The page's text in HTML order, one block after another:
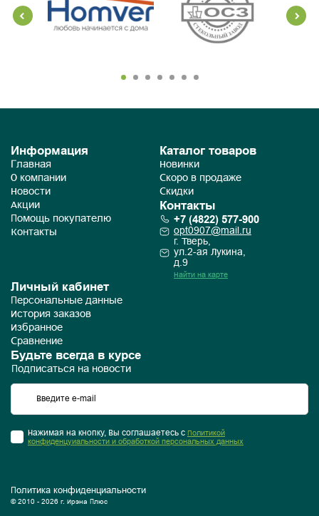
Информация
Главная
О компании
Новости
Акции
Помощь покупателю
Контакты
Каталог товаров
Новинки
Скоро в продаже
Скидки
Контакты
+7 (4822) 577-900
opt0907@mail.ru
г. Тверь,
ул.2-ая Лукина,
д.9
Найти на карте
Личный кабинет
Персональные данные
История заказов
Избранное
Сравнение
Будьте всегда в курсе
Подписаться на новости
Нажимая на кнопку, Вы соглашаетесь с Политикой
конфиденцуиальности и обработкой персональных данных
Политика конфиденциальности
© 2010 - 2026 г. Ирэна Плюс